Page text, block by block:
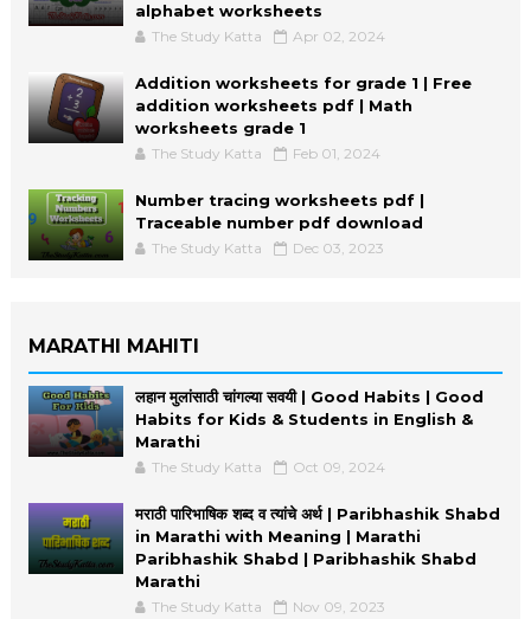
alphabet worksheets
The Study Katta Apr 02, 2024
Addition worksheets for grade 1 | Free
addition worksheets pdf | Math
worksheets grade 1
The Study Katta Feb 01, 2024
Number tracing worksheets pdf |
Traceable number pdf download
The Study Katta Dec 03, 2023
MARATHI MAHITI
लहान मुलांसाठी चांगल्या सवयी | Good Habits | Good
Habits for Kids & Students in English &
Marathi
The Study Katta Oct 09, 2024
मराठी पारिभाषिक शब्द व त्यांचे अर्थ | Paribhashik Shabd
in Marathi with Meaning | Marathi
Paribhashik Shabd | Paribhashik Shabd
Marathi
The Study Katta Nov 09, 2023